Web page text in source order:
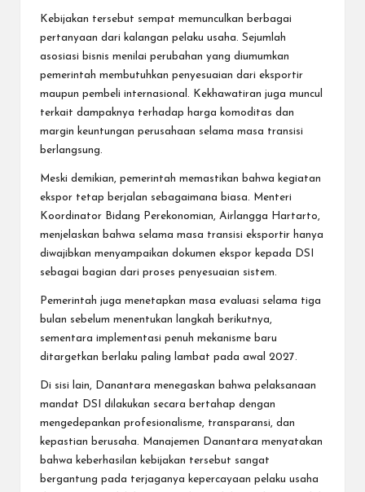
Kebijakan tersebut sempat memunculkan berbagai
pertanyaan dari kalangan pelaku usaha. Sejumlah
asosiasi bisnis menilai perubahan yang diumumkan
pemerintah membutuhkan penyesuaian dari eksportir
maupun pembeli internasional. Kekhawatiran juga muncul
terkait dampaknya terhadap harga komoditas dan
margin keuntungan perusahaan selama masa transisi
berlangsung.
Meski demikian, pemerintah memastikan bahwa kegiatan
ekspor tetap berjalan sebagaimana biasa. Menteri
Koordinator Bidang Perekonomian, Airlangga Hartarto,
menjelaskan bahwa selama masa transisi eksportir hanya
diwajibkan menyampaikan dokumen ekspor kepada DSI
sebagai bagian dari proses penyesuaian sistem.
Pemerintah juga menetapkan masa evaluasi selama tiga
bulan sebelum menentukan langkah berikutnya,
sementara implementasi penuh mekanisme baru
ditargetkan berlaku paling lambat pada awal 2027.
Di sisi lain, Danantara menegaskan bahwa pelaksanaan
mandat DSI dilakukan secara bertahap dengan
mengedepankan profesionalisme, transparansi, dan
kepastian berusaha. Manajemen Danantara menyatakan
bahwa keberhasilan kebijakan tersebut sangat
bergantung pada terjaganya kepercayaan pelaku usaha